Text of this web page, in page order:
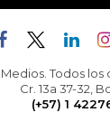
Todos
Cr. 13a 37-32,
(+57) 1